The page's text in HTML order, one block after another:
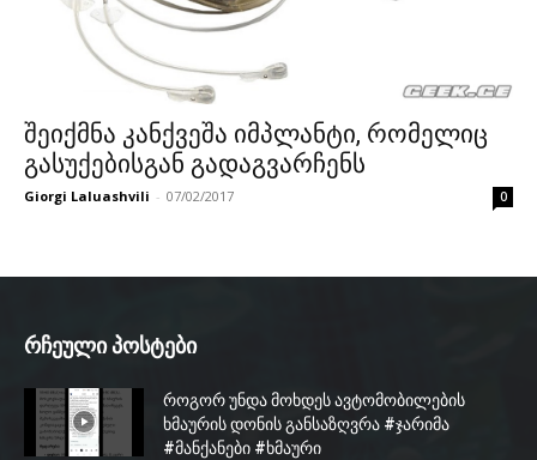
შეიქმნა კანქვეშა იმპლანტი, რომელიც
გასუქებისგან გადაგვარჩენს
Giorgi Laluashvili - 07/02/2017 0
რჩეული პოსტები
როგორ უნდა მოხდეს ავტომობილების
ხმაურის დონის განსაზღვრა #ჯარიმა
#მანქანები #ხმაური